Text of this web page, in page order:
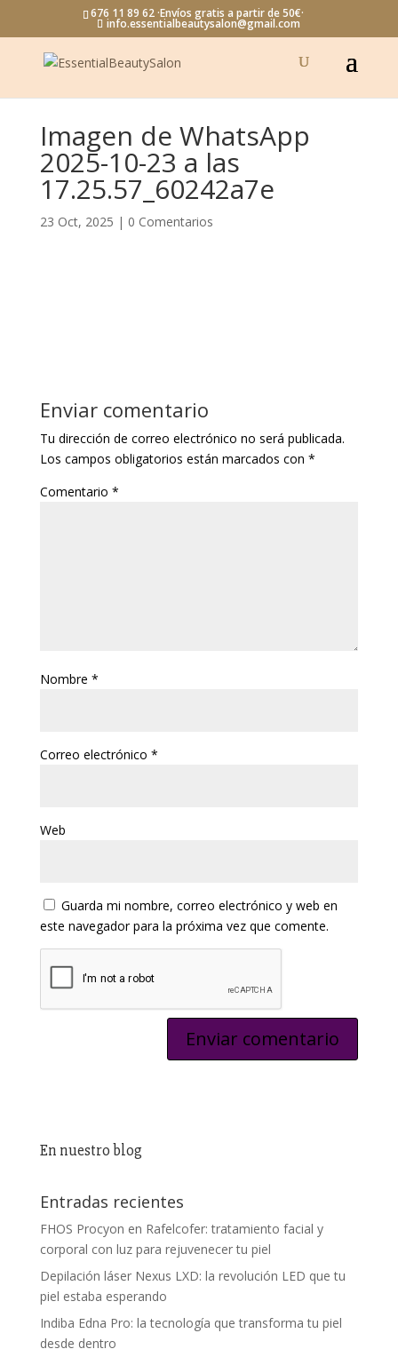
676 11 89 62 ·Envíos gratis a partir de 50€·
info.essentialbeautysalon@gmail.com
Imagen de WhatsApp
2025-10-23 a las
17.25.57_60242a7e
23 Oct, 2025 | 0 Comentarios
Enviar comentario
Tu dirección de correo electrónico no será publicada.
Los campos obligatorios están marcados con *
Comentario *
Nombre *
Correo electrónico *
Web
Guarda mi nombre, correo electrónico y web en
este navegador para la próxima vez que comente.
En nuestro blog
Entradas recientes
FHOS Procyon en Rafelcofer: tratamiento facial y
corporal con luz para rejuvenecer tu piel
Depilación láser Nexus LXD: la revolución LED que tu
piel estaba esperando
Indiba Edna Pro: la tecnología que transforma tu piel
desde dentro